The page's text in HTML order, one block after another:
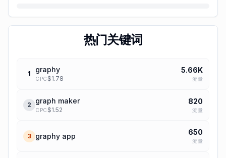
热门关键词
1 graphy
CPC $1.78
5.66K
流量
2 graph maker
CPC $1.52
820
流量
3 graphy app 650
流量